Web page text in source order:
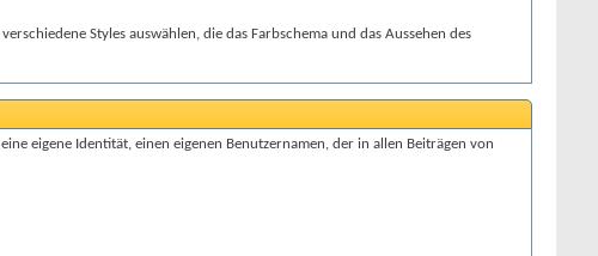
Styles auswählen, die das Farbschema und das Aussehen des
eigene Identität, einen eigenen Benutzernamen, der in allen Beiträgen von